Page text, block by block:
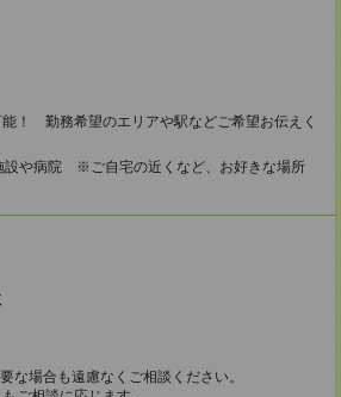
！ 勤務希望のエリアや駅などご希望お伝えく
設や病院 ※ご自宅の近くなど、お好きな場所
な場合も遠慮なくご相談ください。